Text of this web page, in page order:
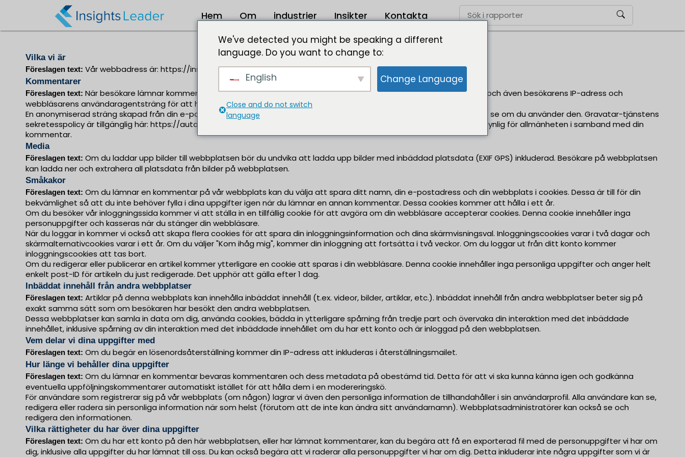
Hem Om industrier Insikter Kontakta
Vilka vi är
Föreslagen text: Vår webbadress är: https://insightsleader.com.
Kommentarer
Föreslagen text: När besökare lämnar kommentarer på webbplatsen samlar vi in data som visas i kommentarsformuläret, och även besökarens IP-adress och
webbläsarens användaragentsträng för att hjälpa till att upptäcka skräppost.
En anonymiserad sträng skapad från din e-postadress (även kallad en hash) kan tillhandahållas Gravatar-tjänsten för att se om du använder den. Gravatar-tjänstens
sekretesspolicy är tillgänglig här: https://automattic.com/privacy/. Efter godkännande av din kommentar är din profilbild synlig för allmänheten i samband med din
kommentar.
Media
Föreslagen text: Om du laddar upp bilder till webbplatsen bör du undvika att ladda upp bilder med inbäddad platsdata (EXIF GPS) inkluderad. Besökare på webbplatsen
kan ladda ner och extrahera all platsdata från bilder på webbplatsen.
Småkakor
Föreslagen text: Om du lämnar en kommentar på vår webbplats kan du välja att spara ditt namn, din e-postadress och din webbplats i cookies. Dessa är till för din
bekvämlighet så att du inte behöver fylla i dina uppgifter igen när du lämnar en annan kommentar. Dessa cookies kommer att hålla i ett år.
Om du besöker vår inloggningssida kommer vi att ställa in en tillfällig cookie för att avgöra om din webbläsare accepterar cookies. Denna cookie innehåller inga
personuppgifter och kasseras när du stänger din webbläsare.
När du loggar in kommer vi också att skapa flera cookies för att spara din inloggningsinformation och dina skärmvisningsval. Inloggningscookies varar i två dagar och
skärmalternativcookies varar i ett år. Om du väljer "Kom ihåg mig", kommer din inloggning att fortsätta i två veckor. Om du loggar ut från ditt konto kommer
inloggningscookies att tas bort.
Om du redigerar eller publicerar en artikel kommer ytterligare en cookie att sparas i din webbläsare. Denna cookie innehåller inga personliga uppgifter och anger helt
enkelt post-ID för artikeln du just redigerade. Det upphör att gälla efter 1 dag.
Inbäddat innehåll från andra webbplatser
Föreslagen text: Artiklar på denna webbplats kan innehålla inbäddat innehåll (t.ex. videor, bilder, artiklar, etc.). Inbäddat innehåll från andra webbplatser beter sig på
exakt samma sätt som om besökaren har besökt den andra webbplatsen.
Dessa webbplatser kan samla in data om dig, använda cookies, bädda in ytterligare spårning från tredje part och övervaka din interaktion med det inbäddade
innehållet, inklusive spårning av din interaktion med det inbäddade innehållet om du har ett konto och är inloggad på den webbplatsen.
Vem delar vi dina uppgifter med
Föreslagen text: Om du begär en lösenordsåterställning kommer din IP-adress att inkluderas i återställningsmailet.
Hur länge vi behåller dina uppgifter
Föreslagen text: Om du lämnar en kommentar bevaras kommentaren och dess metadata på obestämd tid. Detta för att vi ska kunna känna igen och godkänna
eventuella uppföljningskommentarer automatiskt istället för att hålla dem i en modereringskö.
För användare som registrerar sig på vår webbplats (om någon) lagrar vi även den personliga information de tillhandahåller i sin användarprofil. Alla användare kan se,
redigera eller radera sin personliga information när som helst (förutom att de inte kan ändra sitt användarnamn). Webbplatsadministratörer kan också se och
redigera den informationen.
Vilka rättigheter du har över dina uppgifter
Föreslagen text: Om du har ett konto på den här webbplatsen, eller har lämnat kommentarer, kan du begära att få en exporterad fil med de personuppgifter vi har om
dig, inklusive alla uppgifter du har lämnat till oss. Du kan också begära att vi raderar alla personuppgifter vi har om dig. Detta inkluderar inte några uppgifter som vi är
We've detected you might be speaking a different
language. Do you want to change to:
English Change Language
Close and do not switch
language